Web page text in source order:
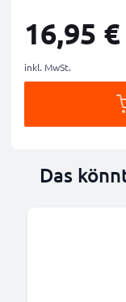
16,95 €
inkl. MwSt.
Das